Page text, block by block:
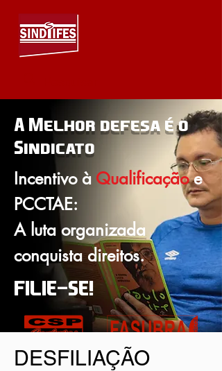
A Melhor defesa é o
Sindicato
Incentivo à Qualificaçãoe
PCCTAE:
A luta organizada
conquista direitos.
FILIE-SE!
DESFILIAÇÃO